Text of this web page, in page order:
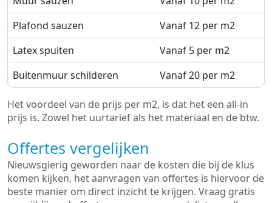
Plafond sauzen
Vanaf 12 per m2
Latex spuiten
Vanaf 5 per m2
Buitenmuur schilderen
Vanaf 20 per m2
Het voordeel van de prijs per m2, is dat het een all-in
prijs is. Zowel het uurtarief als het materiaal en de btw.
Offertes vergelijken
Nieuwsgierig geworden naar de kosten die bij de klus
komen kijken, het aanvragen van offertes is hiervoor de
beste manier om direct inzicht te krijgen. Vraag gratis